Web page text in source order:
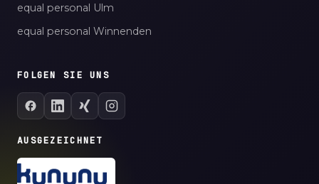
equal personal Ulm
equal personal Winnenden
FOLGEN SIE UNS
AUSGEZEICHNET